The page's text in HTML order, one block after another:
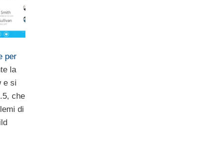
per
la
e si
che
di